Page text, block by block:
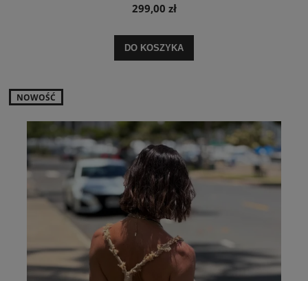
299,00 zł
DO KOSZYKA
NOWOŚĆ